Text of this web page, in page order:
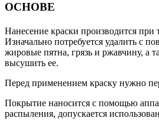
ОСНОВЕ
Нанесение краски производится при
Изначально потребуется удалить с
жировые пятна, грязь и ржавчину, а
высушить ее.
Перед применением краску нужно
Покрытие наносится с помощью
распыления, допускается